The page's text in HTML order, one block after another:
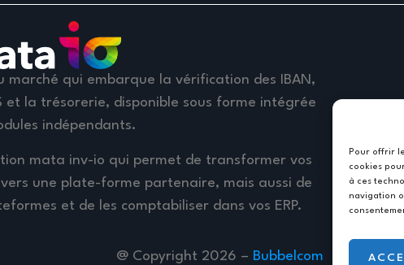
Pour offrir
cookies
à ces
navigation
marché qui embarque la vérification des IBAN,
et la trésorerie, disponible sous forme intégrée
indépendants.
mata inv-io qui permet de transformer vos
une plate-forme partenaire, mais aussi de
et de les comptabiliser dans vos ERP.
@ Copyright 2026 – Bubbelcom